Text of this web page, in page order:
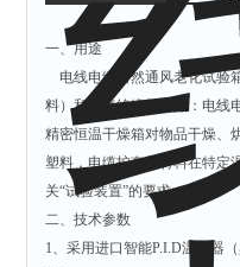
一、用途
电线电缆自然通风老化试验
料）和电气绝缘材料如：电线
精密恒温干燥箱对物品干燥、
塑料，电缆护套等材料在特定
关“试验装置”的要求。
二、技术参数
1、采用进口智能P.I.D温控器